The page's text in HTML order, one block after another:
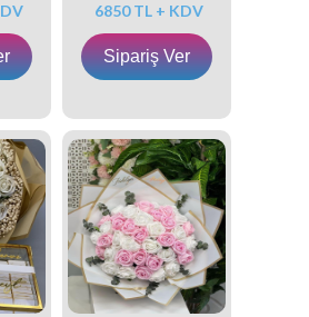
6850 TL + KDV
Sipariş Ver